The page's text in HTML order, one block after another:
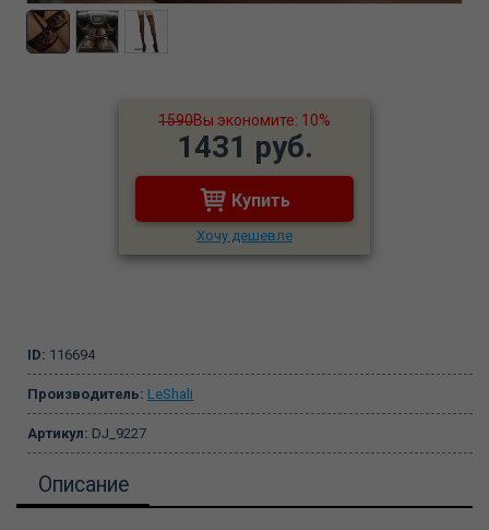
1590Вы экономите: 10%
1431 руб.
Купить
Хочу дешевле
ID: 116694
Производитель: LeShali
Артикул: DJ_9227
Описание